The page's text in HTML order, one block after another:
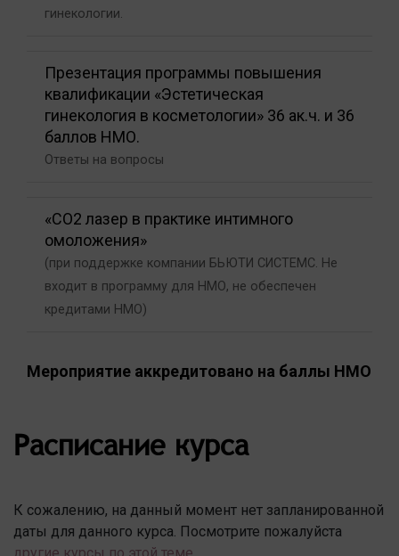
гинекологии.
Презентация программы повышения
квалификации «Эстетическая
гинекология в косметологии» 36 ак.ч. и 36
баллов НМО.
Ответы на вопросы
«CO2 лазер в практике интимного
омоложения»
(при поддержке компании БЬЮТИ СИСТЕМС. Не
входит в программу для НМО, не обеспечен
кредитами НМО)
Мероприятие аккредитовано на баллы НМО
Расписание курса
К сожалению, на данный момент нет запланированной
даты для данного курса. Посмотрите пожалуйста